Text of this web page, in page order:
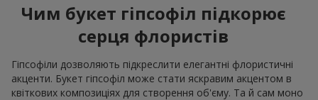
Чим букет гіпсофіл підкорює
серця флористів
Гіпсофіли дозволяють підкреслити елегантні флористичні
акценти. Букет гіпсофіл може стати яскравим акцентом в
квіткових композиціях для створення об'єму. Та й сам моно